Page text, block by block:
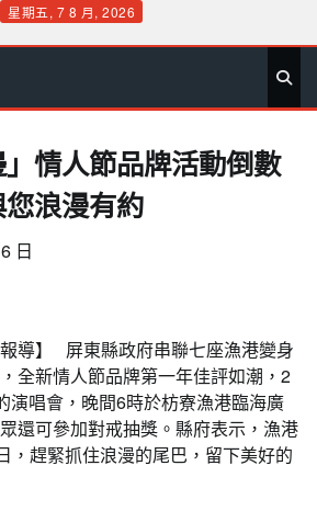
星期五, 7 8 月, 2026
生 社 文 公 運 旅 政 地 專
」情人節品牌活動倒數
浪漫有約
日
報導】 屏東縣政府串聯七座漁港變身
全新情人節品牌第一年佳評如潮，2
演唱會，晚間6時於枋寮漁港臨海廣
還可參加對戒抽獎。縣府表示，漁港
，趕緊抓住浪漫的尾巴，留下美好的